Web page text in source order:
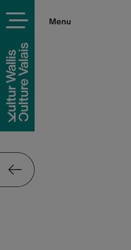
Menu